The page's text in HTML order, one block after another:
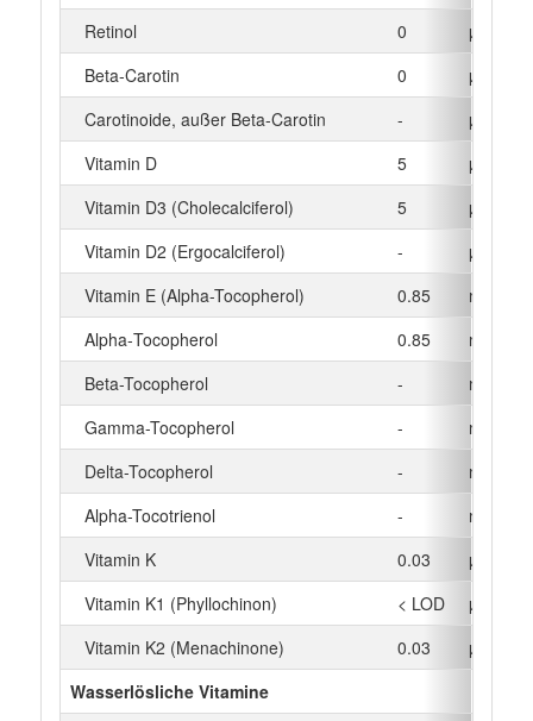
Retinol
0
µg
Beta‑Carotin
0
µg
Carotinoide, außer Beta-Carotin
-
µg
Vitamin D
5
µg
Vitamin D3 (Cholecalciferol)
5
µg
Vitamin D2 (Ergocalciferol)
-
µg
Vitamin E (Alpha-Tocopherol)
0.85
mg
Alpha‑Tocopherol
0.85
mg
Beta-Tocopherol
-
mg
Gamma-Tocopherol
-
mg
Delta-Tocopherol
-
mg
Alpha-Tocotrienol
-
mg
Vitamin K
0.03
µg
Vitamin K1 (Phyllochinon)
< LOD
µg
Vitamin K2 (Menachinone)
0.03
µg
Wasserlösliche Vitamine